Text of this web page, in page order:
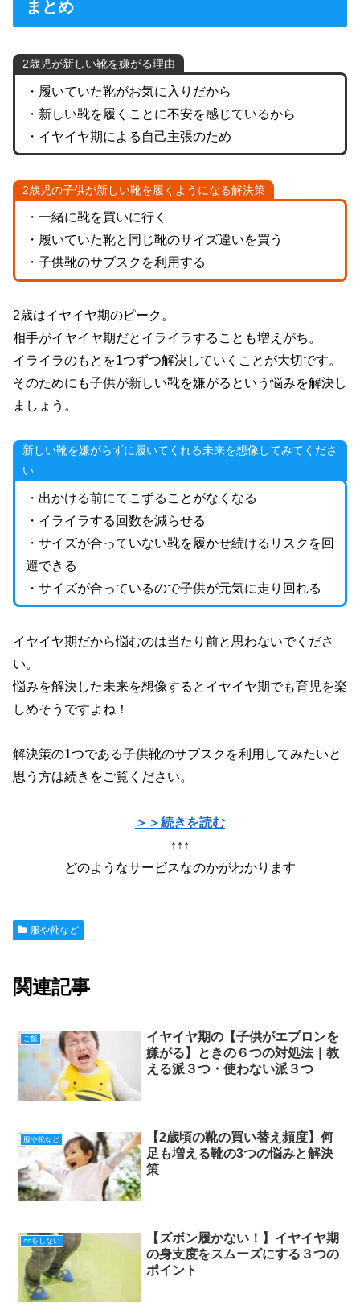
まとめ
2歳児が新しい靴を嫌がる理由
・履いていた靴がお気に入りだから
・新しい靴を履くことに不安を感じているから
・イヤイヤ期による自己主張のため
2歳児の子供が新しい靴を履くようになる解決策
・一緒に靴を買いに行く
・履いていた靴と同じ靴のサイズ違いを買う
・子供靴のサブスクを利用する
2歳はイヤイヤ期のピーク。
相手がイヤイヤ期だとイライラすることも増えがち。
イライラのもとを1つずつ解決していくことが大切です。
そのためにも子供が新しい靴を嫌がるという悩みを解決し
ましょう。
新しい靴を嫌がらずに履いてくれる未来を想像してみてくださ
い
・出かける前にてこずることがなくなる
・イライラする回数を減らせる
・サイズが合っていない靴を履かせ続けるリスクを回
避できる
・サイズが合っているので子供が元気に走り回れる
イヤイヤ期だから悩むのは当たり前と思わないでくださ
い。
悩みを解決した未来を想像するとイヤイヤ期でも育児を楽
しめそうですよね！
解決策の1つである子供靴のサブスクを利用してみたいと
思う方は続きをご覧ください。
＞＞続きを読む
↑↑↑
どのようなサービスなのかがわかります
服や靴など
関連記事
ご飯
イヤイヤ期の【子供がエプロンを
嫌がる】ときの６つの対処法｜教
える派３つ・使わない派３つ
服や靴など
【2歳頃の靴の買い替え頻度】何
足も増える靴の3つの悩みと解決
策
○○をしない
【ズボン履かない！】イヤイヤ期
の身支度をスムーズにする３つの
ポイント